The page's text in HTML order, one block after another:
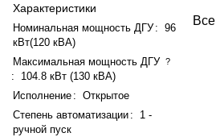
Характеристики
Номинальная мощность ДГУ : 96
кВт(120 кВА)
Максимальная мощность ДГУ ?
:
104.8 кВт (130 кВА)
Исполнение : Открытое
Степень автоматизации :
1 -
ручной пуск